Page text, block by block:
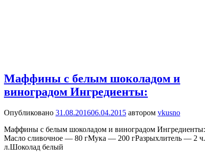
Маффины с белым шоколадом и
виноградом Ингредиенты:
Опубликовано 31.08.201606.04.2015 автором vkusno
Маффины с белым шоколадом и виноградом Ингредиенты:
Масло сливочное — 80 гМука — 200 гРазрыхлитель — 2 ч.
л.Шоколад белый